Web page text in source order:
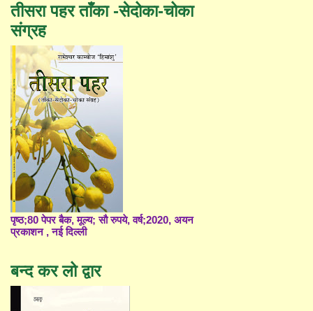
तीसरा पहर ताँका -सेदोका-चोका
संग्रह
पृष्ठ;80 पेपर बैक, मूल्य; सौ रुपये, वर्ष;2020, अयन
प्रकाशन , नई दिल्ली
बन्द कर लो द्वार